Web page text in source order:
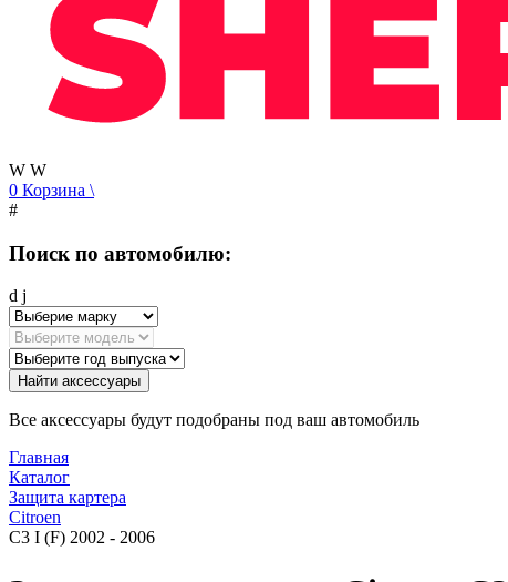
W W
0 Корзина \
#
Поиск по автомобилю:
d j
Найти аксессуары
Все аксессуары будут подобраны под ваш автомобиль
Главная
Каталог
Защита картера
Citroen
C3 I (F) 2002 - 2006